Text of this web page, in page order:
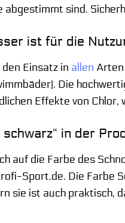
abgestimmt sind.
ist für die
Einsatz in allen Arten
Die
Effekte von
in der
auf die Farbe des
Sport.de. Die Farbe
sie ist auch praktisch,